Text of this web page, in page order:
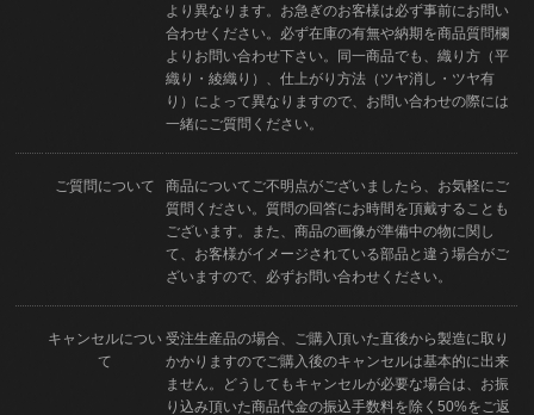
より異なります。お急ぎのお客様は必ず事前にお問い
合わせください。必ず在庫の有無や納期を商品質問欄
よりお問い合わせ下さい。同一商品でも、織り方（平
織り・綾織り）、仕上がり方法（ツヤ消し・ツヤ有
り）によって異なりますので、お問い合わせの際には
一緒にご質問ください。
ご質問について
商品についてご不明点がございましたら、お気軽にご
質問ください。質問の回答にお時間を頂戴することも
ございます。また、商品の画像が準備中の物に関し
て、お客様がイメージされている部品と違う場合がご
ざいますので、必ずお問い合わせください。
キャンセルについ
て
受注生産品の場合、ご購入頂いた直後から製造に取り
かかりますのでご購入後のキャンセルは基本的に出来
ません。どうしてもキャンセルが必要な場合は、お振
り込み頂いた商品代金の振込手数料を除く50%をご返